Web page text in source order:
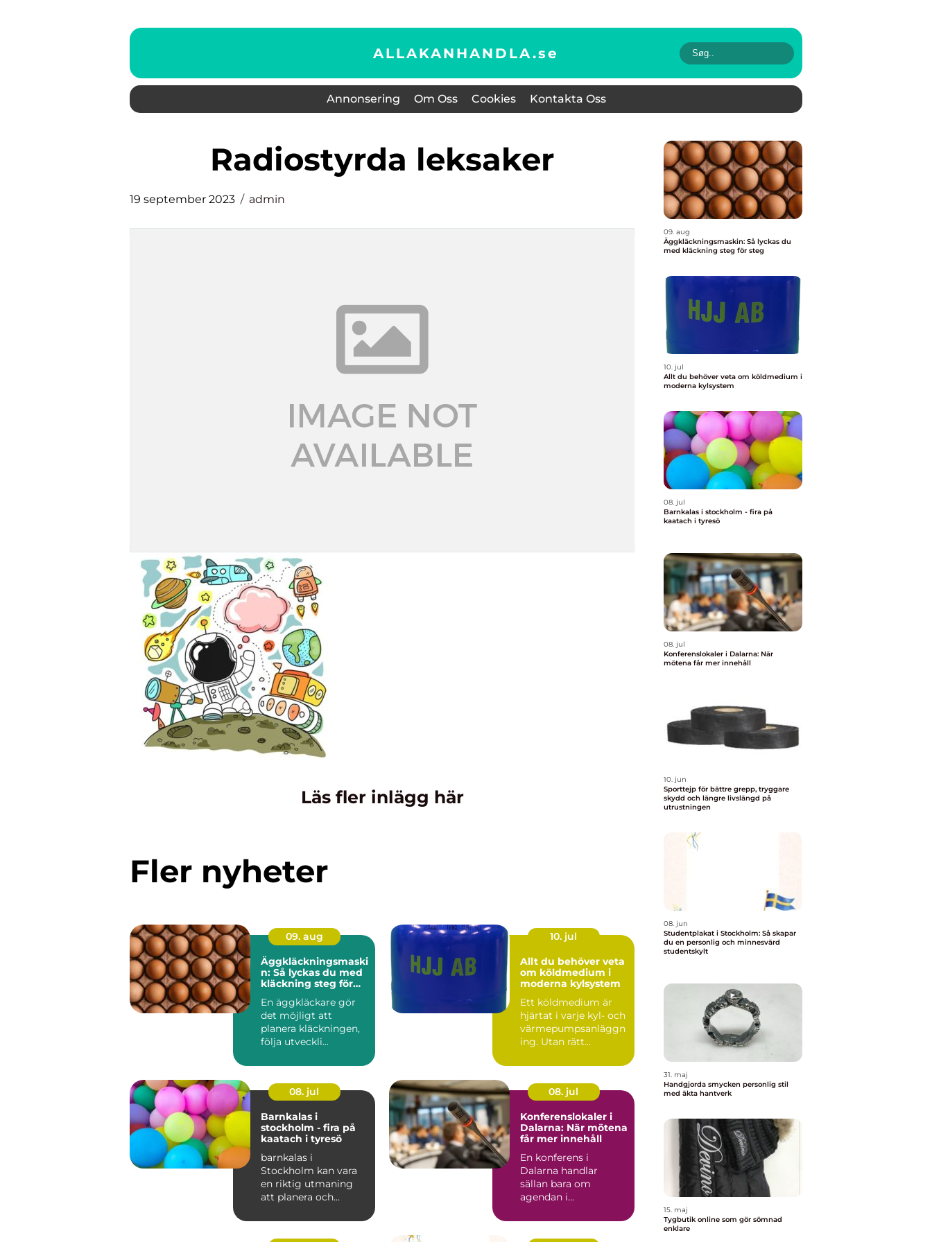
ALLAKANHANDLA.se
Annonsering Om Oss Cookies Kontakta Oss
radiostyrda leksaker
19 september 2023 admin
Läs fler inlägg här
Fler nyheter
09. aug
Äggkläckningsmaski
n: Så lyckas du med
kläckning steg för
En äggkläckare gör
det möjligt att
planera kläckningen,
följa utveckli...
10. jul
Allt du behöver veta
om köldmedium i
moderna kylsystem
Ett köldmedium är
hjärtat i varje kyl- och
värmepumpsanläggn
ing. Utan rätt
butik...
08. jul
Barnkalas i
stockholm - fira på
kaatach i tyresö
barnkalas i
Stockholm kan vara
en riktig utmaning
att planera och
hit...
08. jul
Konferenslokaler i
Dalarna: När mötena
får mer innehåll
En konferens i
Dalarna handlar
sällan bara om
agendan i
Många före...
09. aug
Äggkläckningsmaskin: Så lyckas du
med kläckning steg för steg
10. jul
Allt du behöver veta om köldmedium i
moderna kylsystem
08. jul
Barnkalas i stockholm - fira på
kaatach i tyresö
08. jul
Konferenslokaler i Dalarna: När
mötena får mer innehåll
10. jun
Sporttejp för bättre grepp, tryggare
skydd och längre livslängd på
utrustningen
08. jun
Studentplakat i Stockholm: Så skapar
du en personlig och minnesvärd
studentskylt
31. maj
Handgjorda smycken personlig stil
med äkta hantverk
15. maj
Tygbutik online som gör sömnad
enklare